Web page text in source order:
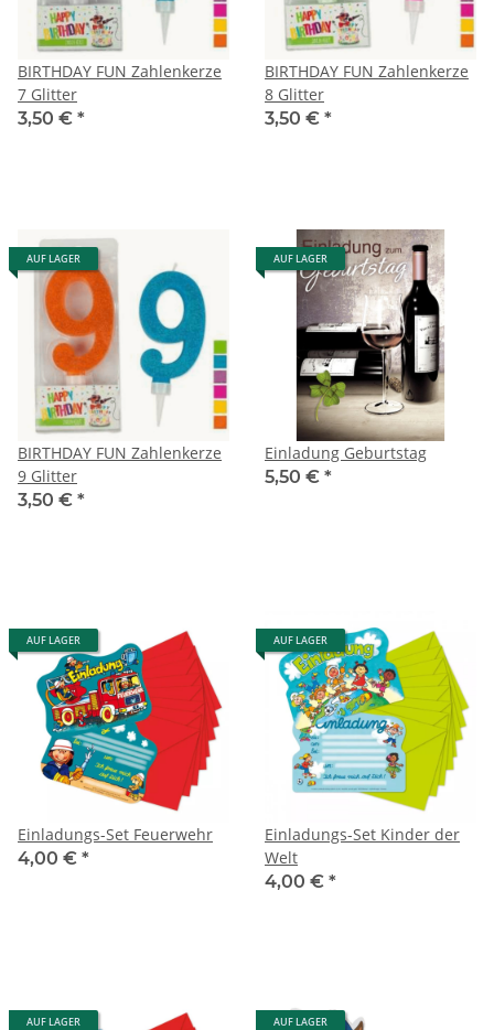
BIRTHDAY FUN Zahlenkerze
7 Glitter
3,50 € *
BIRTHDAY FUN Zahlenkerze
8 Glitter
3,50 € *
AUF LAGER
BIRTHDAY FUN Zahlenkerze
9 Glitter
3,50 € *
AUF LAGER
Einladung Geburtstag
5,50 € *
AUF LAGER
Einladungs-Set Feuerwehr
4,00 € *
AUF LAGER
Einladungs-Set Kinder der
Welt
4,00 € *
AUF LAGER AUF LAGER